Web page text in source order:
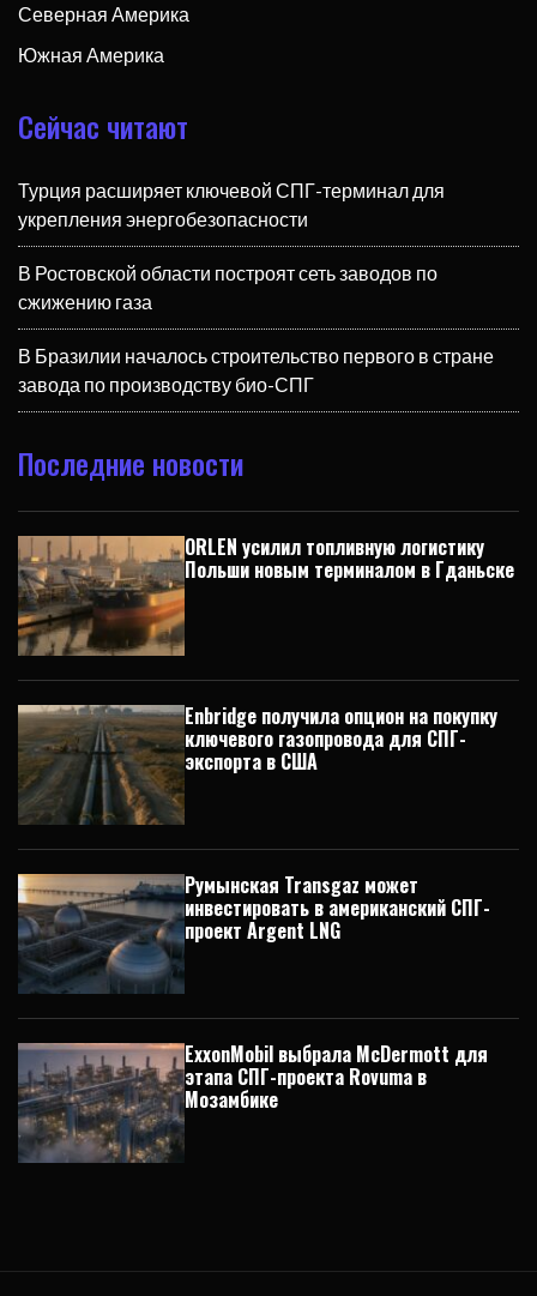
Северная Америка
Южная Америка
Сейчас читают
Турция расширяет ключевой СПГ-терминал для
укрепления энергобезопасности
В Ростовской области построят сеть заводов по
сжижению газа
В Бразилии началось строительство первого в стране
завода по производству био-СПГ
Последние новости
ORLEN усилил топливную логистику
Польши новым терминалом в Гданьске
Enbridge получила опцион на покупку
ключевого газопровода для СПГ-
экспорта в США
Румынская Transgaz может
инвестировать в американский СПГ-
проект Argent LNG
ExxonMobil выбрала McDermott для
этапа СПГ-проекта Rovuma в
Мозамбике